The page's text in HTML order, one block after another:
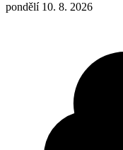
pondělí 10. 8. 2026